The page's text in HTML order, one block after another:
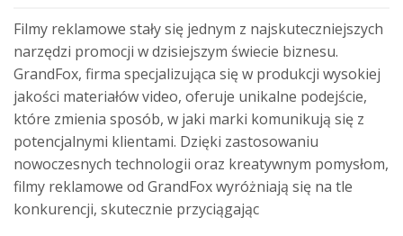
Filmy reklamowe stały się jednym z najskuteczniejszych
narzędzi promocji w dzisiejszym świecie biznesu.
GrandFox, firma specjalizująca się w produkcji wysokiej
jakości materiałów video, oferuje unikalne podejście,
które zmienia sposób, w jaki marki komunikują się z
potencjalnymi klientami. Dzięki zastosowaniu
nowoczesnych technologii oraz kreatywnym pomysłom,
filmy reklamowe od GrandFox wyróżniają się na tle
konkurencji, skutecznie przyciągając